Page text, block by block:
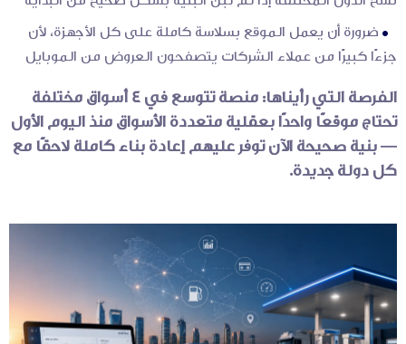
ضرورة أن يعمل الموقع بسلاسة كاملة على كل الأجهزة، لأن
جزءًا كبيرًا من عملاء الشركات يتصفحون العروض من الموبايل
الفرصة التي رأيناها: منصة تتوسع في 4 أسواق مختلفة
تحتاج موقعًا واحدًا بعقلية متعددة الأسواق منذ اليوم الأول
— بنية صحيحة الآن توفر عليهم إعادة بناء كاملة لاحقًا مع
كل دولة جديدة.